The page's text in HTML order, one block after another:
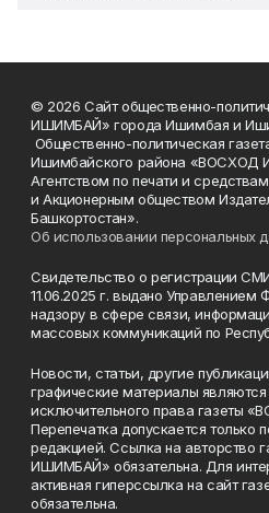
© 2026 Сайт общественно-
ИШИМБАЙ» города Ишимбая и
Общественно-политическая
Ишимбайского района «ВОСХОД
Агентством по печати и
и Акционерным обществом
Башкортостан».
Об использовании персональных
Свидетельство о регистрации
11.06.2025 г. выдано
надзору в сфере связи,
массовых коммуникаций по
Новости, статьи, другие
графические материалы
исключительного права газеты
Перепечатка допускается только
редакцией. Ссылка на авторство
ИШИМБАЙ» обязательна. Для
активная гиперссылка на сайт
обязательна.